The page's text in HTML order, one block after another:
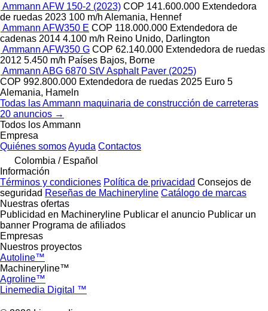
Ammann AFW 150-2 (2023) COP 141.600.000 Extendedora
de ruedas 2023 100 m/h Alemania, Hennef
Ammann AFW350 E COP 118.000.000 Extendedora de
cadenas 2014 4.100 m/h Reino Unido, Darlington
Ammann AFW350 G COP 62.140.000 Extendedora de ruedas
2012 5.450 m/h Países Bajos, Borne
Ammann ABG 6870 StV Asphalt Paver (2025)
COP 992.800.000 Extendedora de ruedas 2025 Euro 5
Alemania, Hameln
Todas las Ammann maquinaria de construcción de carreteras
20 anuncios →
Todos los Ammann
Empresa
Quiénes somosAyuda Contactos
Colombia / Español
Información
Términos y condiciones Política de privacidad Consejos de
seguridad Reseñas de Machineryline Catálogo de marcas
Nuestras ofertas
Publicidad en Machineryline Publicar el anuncio Publicar un
banner Programa de afiliados
Empresas
Nuestros proyectos
Autoline™
Machineryline™
Agroline™
Linemedia Digital ™